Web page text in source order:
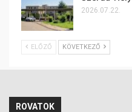
2026.07.22.
ELŐZŐ KÖVETKEZŐ
ROVATOK